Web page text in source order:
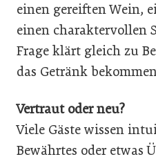
einen gereiften Wein,
einen charaktervollen
Frage klärt gleich zu
das Getränk
Vertraut oder neu?
Viele Gäste wissen
Bewährtes oder etwas